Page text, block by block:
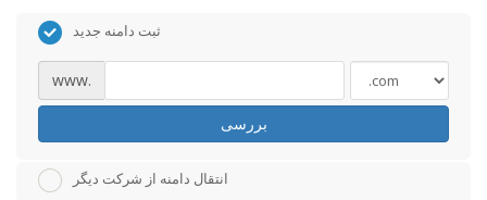
ثبت دامنه جدید
www.
بررسی
انتقال دامنه از شرکت دیگر